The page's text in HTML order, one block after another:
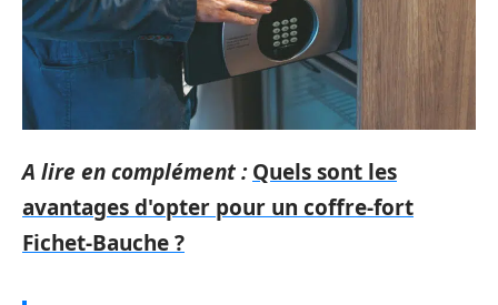
A lire en complément : Quels sont les
avantages d'opter pour un coffre-fort
Fichet-Bauche ?